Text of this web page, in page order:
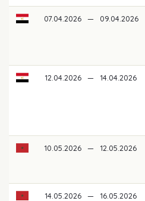
07.04.2026 — 09.04.2026
12.04.2026 — 14.04.2026
10.05.2026 — 12.05.2026
14.05.2026 — 16.05.2026